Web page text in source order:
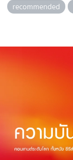
recommended